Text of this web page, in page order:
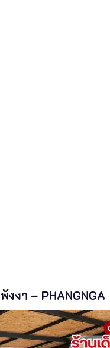
พังงา – PHANGNGA